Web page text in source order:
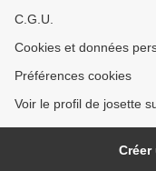
C.G.U.
Cookies et données
Préférences cookies
Voir le profil de josette